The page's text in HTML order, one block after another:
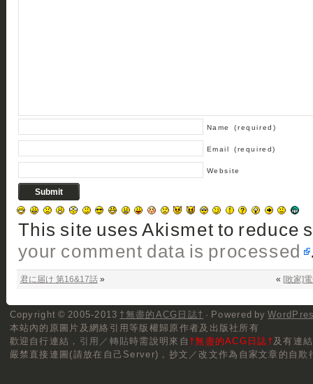
Name (required)
Email (required)
Website
This site uses Akismet to reduce
your comment data is processed
君に届け 第16&17話» « [敗家]
Copyright © 2005-2013 †無盡的ACG日誌† · Powered by
本站內的原圖片及網絡引用等版權歸原作者及出版社所有
歡迎自行連結， 引用／轉貼時需說明來自 †無盡的ACG日誌†及有連
嚴禁直接連圖(請放在自己Server)，抄文／改文作為自家文章的自欺